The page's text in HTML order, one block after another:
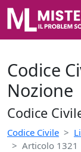
Codice
Nozione
Codice
Codice Civile
Articolo 1321